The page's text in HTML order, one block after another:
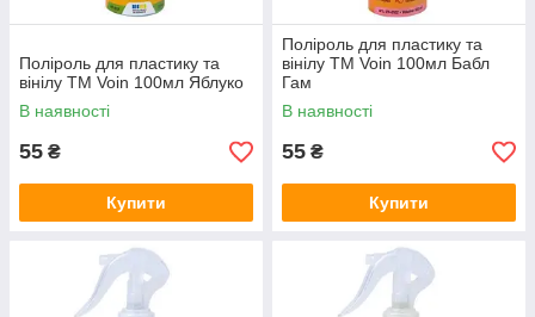
Поліроль для пластику та
вінілу ТМ Voin 100мл Яблуко
В наявності
55 ₴
Купити
Поліроль для пластику та
вінілу ТМ Voin 100мл Бабл
Гам
В наявності
55 ₴
Купити